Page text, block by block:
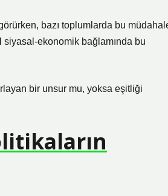
bazı toplumlarda bu
siyasal-ekonomik bağlamında bu
bir unsur mu, yoksa eşitliği